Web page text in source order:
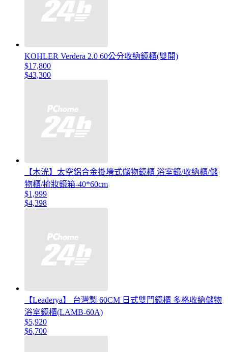
KOHLER Verdera 2.0 60公分收納鏡櫃(雙開)
$17,800
$43,300
【木洸】太空鋁合金掛墻式儲物鏡櫃 浴室鏡/收納櫃/儲
物櫃/梳妝鏡箱-40*60cm
$1,999
$4,398
【Leaderya】 台灣製 60CM 日式雙門鏡櫃 多格收納儲物
浴室鏡櫃(LAMB-60A)
$5,920
$6,700